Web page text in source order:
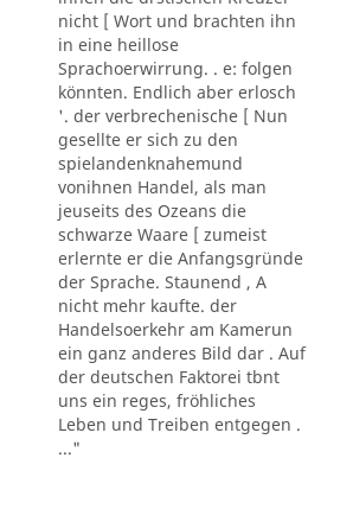
nicht [ Wort und brachten ihn
in eine heillose
Sprachoerwirrung. . e: folgen
könnten. Endlich aber erlosch
'. der verbrechenische [ Nun
gesellte er sich zu den
spielandenknahemund
vonihnen Handel, als man
jeuseits des Ozeans die
schwarze Waare [ zumeist
erlernte er die Anfangsgründe
der Sprache. Staunend , A
nicht mehr kaufte. der
Handelsoerkehr am Kamerun
ein ganz anderes Bild dar . Auf
der deutschen Faktorei tbnt
uns ein reges, fröhliches
Leben und Treiben entgegen .
..."